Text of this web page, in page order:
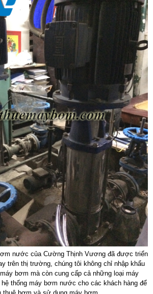
nước của Cường Thịnh Vương đã được triển
trên thị trường, chúng tôi không chỉ nhập khẩu
bơm mà còn cung cấp cả những loại máy
hệ thống máy bơm nước cho các khách hàng để